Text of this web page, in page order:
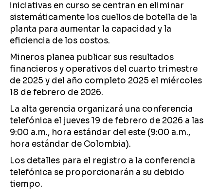
iniciativas en curso se centran en eliminar
sistemáticamente los cuellos de botella de la
planta para aumentar la capacidad y la
eficiencia de los costos.
Mineros planea publicar sus resultados
financieros y operativos del cuarto trimestre
de 2025 y del año completo 2025 el miércoles
18 de febrero de 2026.
La alta gerencia organizará una conferencia
telefónica el jueves 19 de febrero de 2026 a las
9:00 a.m., hora estándar del este (9:00 a.m.,
hora estándar de Colombia).
Los detalles para el registro a la conferencia
telefónica se proporcionarán a su debido
tiempo.